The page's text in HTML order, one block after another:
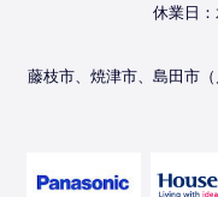
休業日
藤枝市、焼津市、島田市